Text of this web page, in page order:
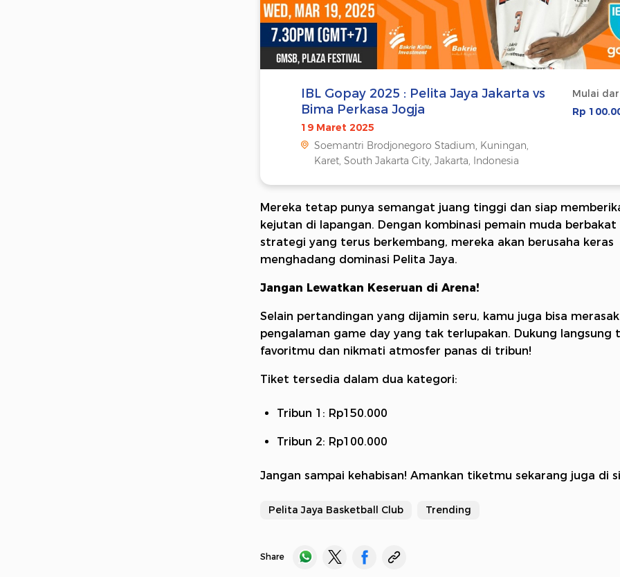
IBL Gopay 2025 : Pelita Jaya Jakarta vs
Bima Perkasa Jogja
19 Maret 2025
Soemantri Brodjonegoro Stadium, Kuningan,
Karet, South Jakarta City, Jakarta, Indonesia
Mulai
Rp
Mereka tetap punya semangat juang tinggi dan siap
kejutan di lapangan. Dengan kombinasi pemain muda berbakat
strategi yang terus berkembang, mereka akan berusaha keras
menghadang dominasi Pelita Jaya.
Jangan Lewatkan Keseruan di Arena!
Selain pertandingan yang dijamin seru, kamu juga bisa
pengalaman game day yang tak terlupakan. Dukung langsung
favoritmu dan nikmati atmosfer panas di tribun!
Tiket tersedia dalam dua kategori:
Tribun 1: Rp150.000
Tribun 2: Rp100.000
Jangan sampai kehabisan! Amankan tiketmu sekarang juga di
Pelita Jaya Basketball Club Trending
Share